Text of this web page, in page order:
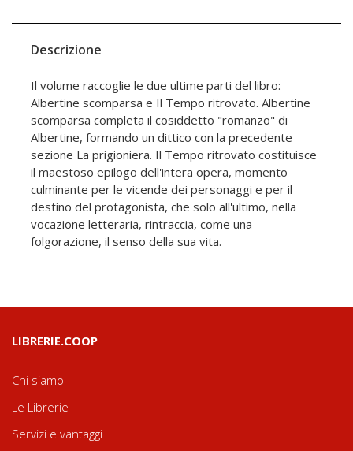
Descrizione
Il volume raccoglie le due ultime parti del libro:
Albertine scomparsa e Il Tempo ritrovato. Albertine
scomparsa completa il cosiddetto "romanzo" di
Albertine, formando un dittico con la precedente
sezione La prigioniera. Il Tempo ritrovato costituisce
il maestoso epilogo dell'intera opera, momento
culminante per le vicende dei personaggi e per il
destino del protagonista, che solo all'ultimo, nella
vocazione letteraria, rintraccia, come una
folgorazione, il senso della sua vita.
LIBRERIE.COOP
Chi siamo
Le Librerie
Servizi e vantaggi